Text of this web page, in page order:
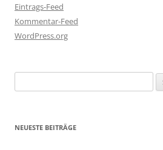
Eintrags-Feed
Kommentar-Feed
WordPress.org
nach:
NEUESTE BEITRÄGE